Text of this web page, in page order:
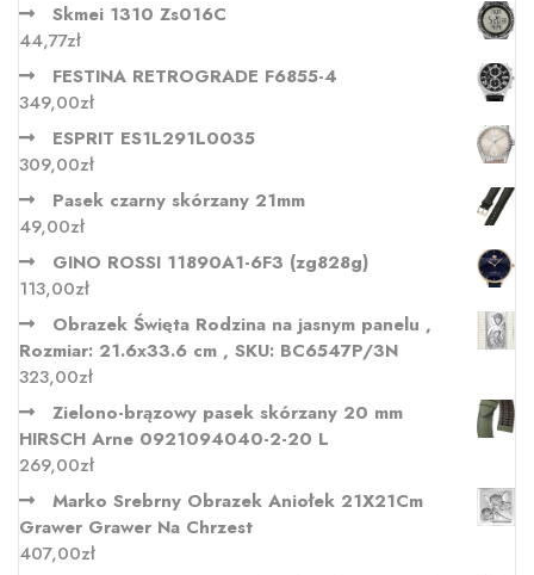
Skmei 1310 Zs016C
44,77zł
FESTINA RETROGRADE F6855-4
349,00zł
ESPRIT ES1L291L0035
309,00zł
Pasek czarny skórzany 21mm
49,00zł
GINO ROSSI 11890A1-6F3 (zg828g)
113,00zł
Obrazek Święta Rodzina na jasnym panelu ,
Rozmiar: 21.6x33.6 cm , SKU: BC6547P/3N
323,00zł
Zielono-brązowy pasek skórzany 20 mm
HIRSCH Arne 0921094040-2-20 L
269,00zł
Marko Srebrny Obrazek Aniołek 21X21Cm
Grawer Grawer Na Chrzest
407,00zł